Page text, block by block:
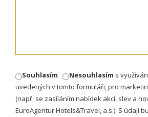
Souhlasím Nesouhlasím s
uvedených v tomto formuláři, pro
(např. se zasíláním nabídek akcí, slev a
EuroAgentur Hotels&Travel, a.s.). S údaji